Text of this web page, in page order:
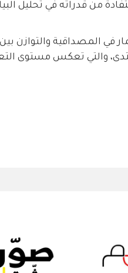
من قدراته في تحليل
في المصداقية والتوازن
والتي تعكس مستوى